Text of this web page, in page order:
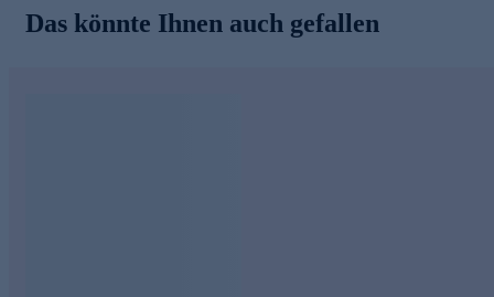
Das könnte Ihnen auch gefallen